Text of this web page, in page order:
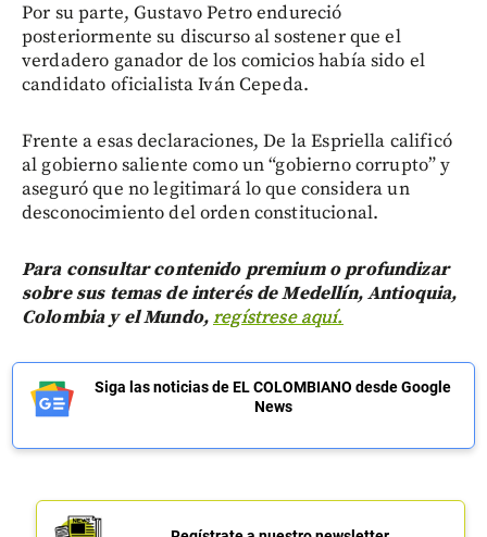
Por su parte, Gustavo Petro endureció
posteriormente su discurso al sostener que el
verdadero ganador de los comicios había sido el
candidato oficialista Iván Cepeda.
Frente a esas declaraciones, De la Espriella calificó
al gobierno saliente como un “gobierno corrupto” y
aseguró que no legitimará lo que considera un
desconocimiento del orden constitucional.
Para consultar contenido premium o profundizar
sobre sus temas de interés de Medellín, Antioquia,
Colombia y el Mundo,regístrese aquí.
Siga las noticias de EL COLOMBIANO desde Google
News